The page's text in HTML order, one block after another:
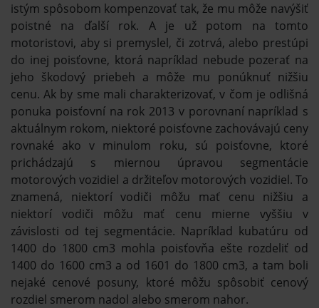
istým spôsobom kompenzovať tak, že mu môže navýšiť
poistné na ďalší rok. A je už potom na tomto
motoristovi, aby si premyslel, či zotrvá, alebo prestúpi
do inej poisťovne, ktorá napríklad nebude pozerať na
jeho škodový priebeh a môže mu ponúknuť nižšiu
cenu. Ak by sme mali charakterizovať, v čom je odlišná
ponuka poisťovní na rok 2013 v porovnaní napríklad s
aktuálnym rokom, niektoré poisťovne zachovávajú ceny
rovnaké ako v minulom roku, sú poisťovne, ktoré
prichádzajú s miernou úpravou segmentácie
motorových vozidiel a držiteľov motorových vozidiel. To
znamená, niektorí vodiči môžu mať cenu nižšiu a
niektorí vodiči môžu mať cenu mierne vyššiu v
závislosti od tej segmentácie. Napríklad kubatúru od
1400 do 1800 cm3 mohla poisťovňa ešte rozdeliť od
1400 do 1600 cm3 a od 1601 do 1800 cm3, a tam boli
nejaké cenové posuny, ktoré môžu spôsobiť cenový
rozdiel smerom nadol alebo smerom nahor.